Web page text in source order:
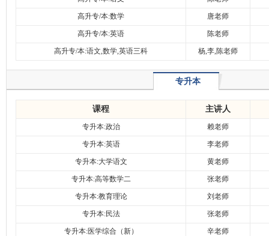
高升专/本:数学 唐老师
高升专/本:英语 陈老师
高升专/本:语文,数学,英语三科 杨,李,陈老师
专升本
课程 主讲人
专升本:政治 赖老师
专升本:英语 李老师
专升本:大学语文 黄老师
专升本:高等数学二 张老师
专升本:教育理论 刘老师
专升本:民法 张老师
专升本:医学综合（新） 辛老师